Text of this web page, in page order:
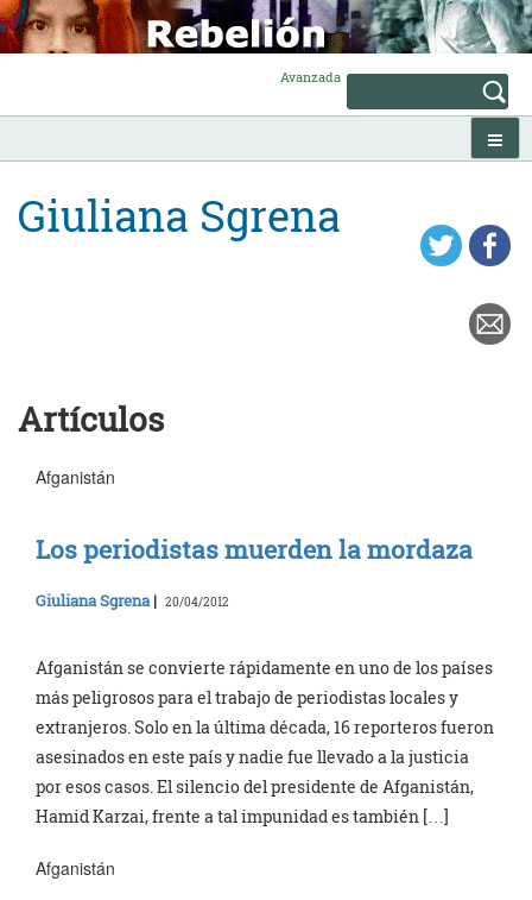
Skip
to
content
Avanzada
Giuliana Sgrena
Artículos
Afganistán
Los periodistas muerden la mordaza
Giuliana Sgrena | 20/04/2012
Afganistán se convierte rápidamente en uno de los países
más peligrosos para el trabajo de periodistas locales y
extranjeros. Solo en la última década, 16 reporteros fueron
asesinados en este país y nadie fue llevado a la justicia
por esos casos. El silencio del presidente de Afganistán,
Hamid Karzai, frente a tal impunidad es también […]
Afganistán